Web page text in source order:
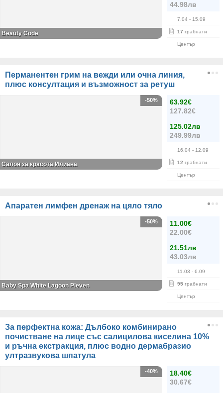
44.98лв
7.04 - 15.09
17 грабнати
Център
Вeauty Code
Перманентен грим на вежди или очна линия,
плюс консултация и възможност за ретуш
63.92€
127.82€
125.02лв
249.99лв
16.04 - 12.09
12 грабнати
Център
-50%
Салон за красота Илиана
Апаратен лимфен дренаж на цяло тяло
11.00€
22.00€
21.51лв
43.03лв
11.03 - 6.09
95 грабнати
Център
-50%
Baby Spa White Lagoon Pleven
За перфектна кожа: Дълбоко комбинирано
почистване на лице със салицилова киселина 10%
и ръчна екстракция, плюс водно дермабразио
ултразвукова шпатула
18.40€
30.67€
-40%